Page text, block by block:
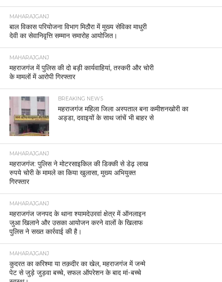
MAHARAJGANJ
बाल विकास परियोजना विभाग मिठौरा में मुख्य सेविका माधुरी
देवी का सेवानिवृत्ति सम्मान समारोह आयोजित।
MAHARAJGANJ
महराजगंज में पुलिस की दो बड़ी कार्यवाहियां, तस्करी और चोरी
के मामलों में आरोपी गिरफ्तार
BREAKING NEWS
महराजगंज महिला जिला अस्पताल बना कमीशनखोरी का
अड्डा, दवाइयों के साथ जांचें भी बाहर से
MAHARAJGANJ
महराजगंज: पुलिस ने मोटरसाइकिल की डिक्की से डेढ़ लाख
रुपये चोरी के मामले का किया खुलासा, मुख्य अभियुक्त
गिरफ्तार
MAHARAJGANJ
महराजगंज जनपद के थाना श्यामदेउरवां क्षेत्र में ऑनलाइन
जुआ खिलाने और उसका आयोजन करने वालों के खिलाफ
पुलिस ने सख्त कार्रवाई की है।
MAHARAJGANJ
कुदरत का करिश्मा या तक़दीर का खेल, महराजगंज में जन्मे
पेट से जुड़े जुड़वा बच्चे, सफल ऑपरेशन के बाद मां-बच्चे